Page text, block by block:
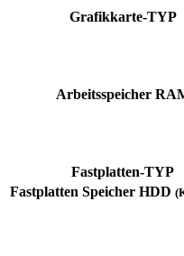
Grafikkarte-TYP
Arbeitsspeicher
Fastplatten-TYP
Fastplatten Speicher HDD